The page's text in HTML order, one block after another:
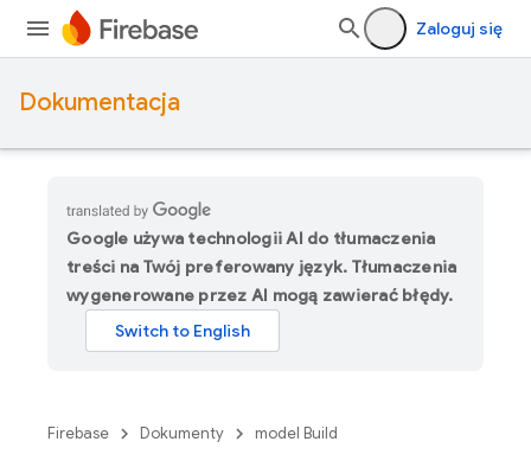
Zaloguj się
Dokumentacja
Google używa technologii AI do tłumaczenia
treści na Twój preferowany język. Tłumaczenia
wygenerowane przez AI mogą zawierać błędy.
Firebase Dokumenty model Build